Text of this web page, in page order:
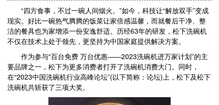
“四方食事，不过一碗人间烟火。”如今，科技让“解放双手”变成
现实。好比一碗热气腾腾的饭菜让家倍感温馨，而就餐后干净、整
洁的餐具也为家增添一份安逸舒适。历经63年的研发，松下洗碗机
不仅在技术上处于领先，更坚持为中国家庭提供解决方案。
作为参与“百台免费 万台优惠——2023洗碗机进万家计划”的主
要品牌之一，松下为更多消费者打开了洗碗机消费大门。同时，
在“2023中国洗碗机行业高峰论坛”(以下简称：论坛)上，松下及松下
洗碗机共斩获了三项大奖。